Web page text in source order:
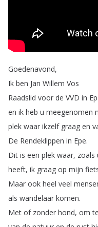
Goedenavond,
Ik ben Jan Willem Vos
Raadslid voor de VVD in
en ik heb u meegenomen
plek waar ikzelf graag en
De Rendeklippen in Epe.
Dit is een plek waar, zoals
heeft, ik graag op mijn
Maar ook heel veel
als wandelaar komen.
Met of zonder hond, om te